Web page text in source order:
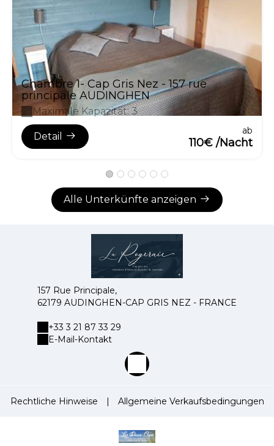
Chambre 1- Cap Gris Nez - 157 rue
principale AUDINGHEN
Maximale Kapazität: 3
Detail
ab
110€ /Nacht
Alle Unterkünfte anzeigen
157 Rue Principale,
62179 AUDINGHEN-CAP GRIS NEZ - FRANCE
+33 3 21 87 33 29
E-Mail-Kontakt
Rechtliche Hinweise | Allgemeine Verkaufsbedingungen